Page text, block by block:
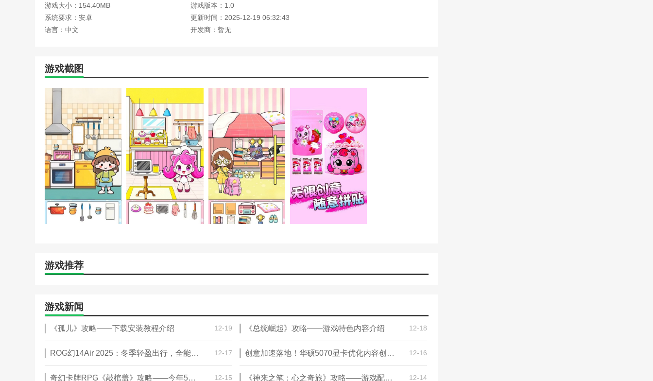
卡通安静书贴纸游戏是一款真正让人静下心来的创作类游戏。在快节奏的生活中，它像一片安静的角落，为玩家提供一个自
由舒适的表达空间。无论是享受手工拼贴的快乐，还是沉浸在贴纸设计的美感中，这款游戏都能带来治愈与满足。它适合所有年
本站为您提供卡通安静书贴纸的 手机游戏 ，欢迎大家记住本站网址，本站是您下载安卓手游app最好的网站！
游戏大小：154.40MB
游戏版本：1.0
系统要求：安卓
更新时间：2025-12-19 06:32:43
语言：中文
开发商：暂无
游戏截图
游戏推荐
游戏新闻
《孤儿》攻略——下载安装教程介绍 12-19 《总统崛起》攻略——游戏特色内容介绍 12-18
ROG幻14Air 2025：冬季轻盈出行，全能随身好搭档 12-17 创意加速落地！华硕5070显卡优化内容创作工作流 12-16
奇幻卡牌RPG《敲棺盖》攻略——今年5月登陆PS5和Xbox Series 12-15 《神来之笔：心之奇旅》攻略——游戏配置要求介绍 12-14